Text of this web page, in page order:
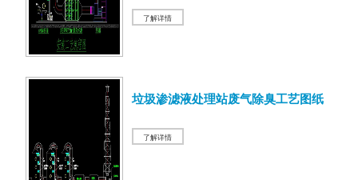
了解详情
垃圾渗滤液处理站废气除臭工艺图纸
了解详情